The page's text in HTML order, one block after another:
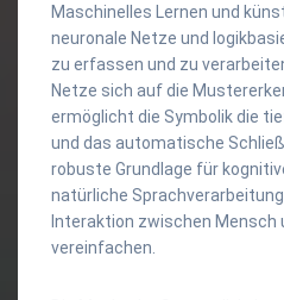
Maschinelles Lernen und
neuronale Netze und
zu erfassen und zu
Netze sich auf die
ermöglicht die Symbolik die
und das automatische
robuste Grundlage für
natürliche
Interaktion zwischen Mensch
vereinfachen.